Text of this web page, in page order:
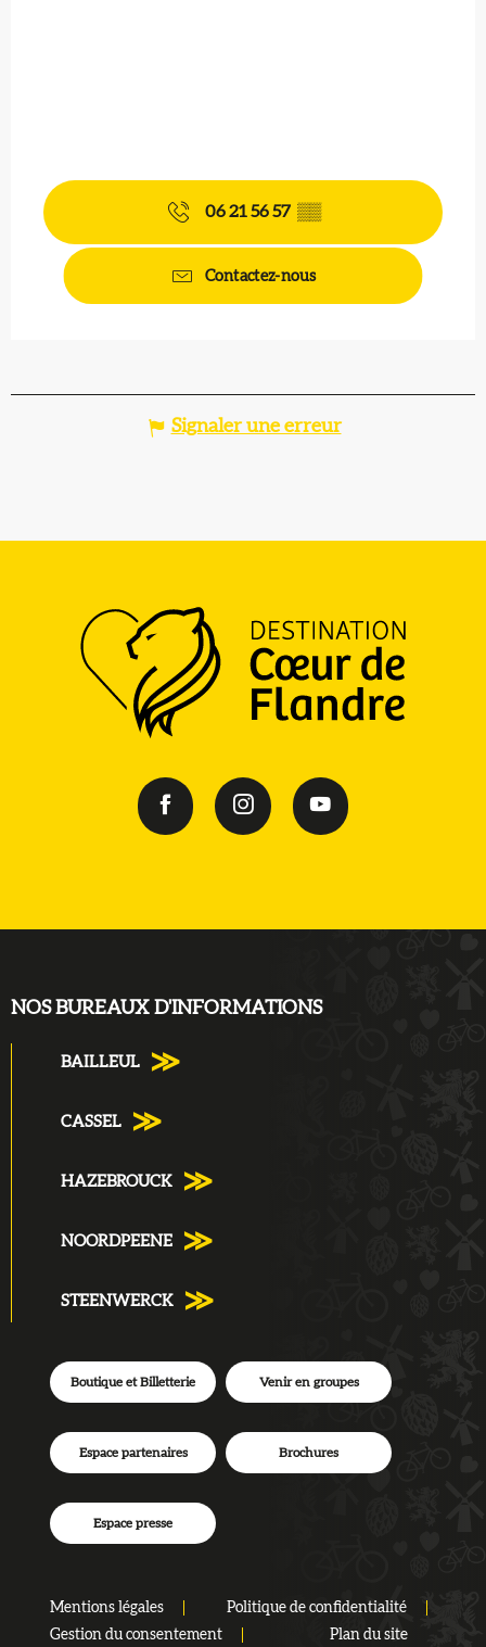
06 21 56 57 ▒▒
Contactez-nous
Signaler une erreur
NOS BUREAUX D'INFORMATIONS
BAILLEUL
CASSEL
HAZEBROUCK
NOORDPEENE
STEENWERCK
Mentions légales
Politique de confidentialité
Gestion du consentement
Plan du site
Boutique et Billetterie Venir en groupes
Espace partenaires Brochures
Espace presse